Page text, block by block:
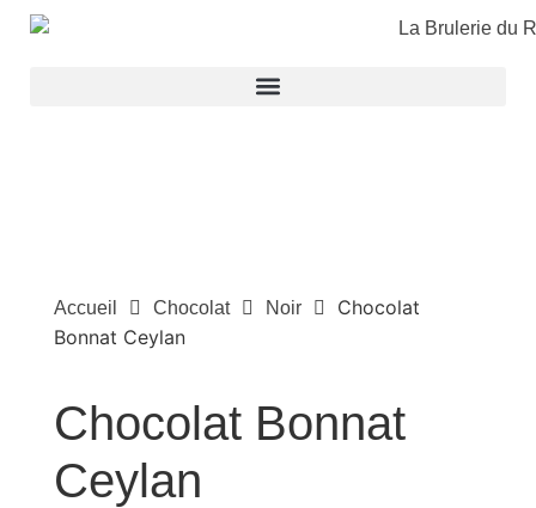
Accueil Chocolat Noir
Chocolat
Bonnat Ceylan
Chocolat Bonnat
Ceylan